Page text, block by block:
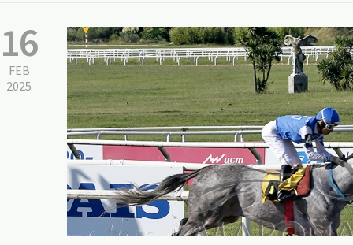
16
FEB
2025